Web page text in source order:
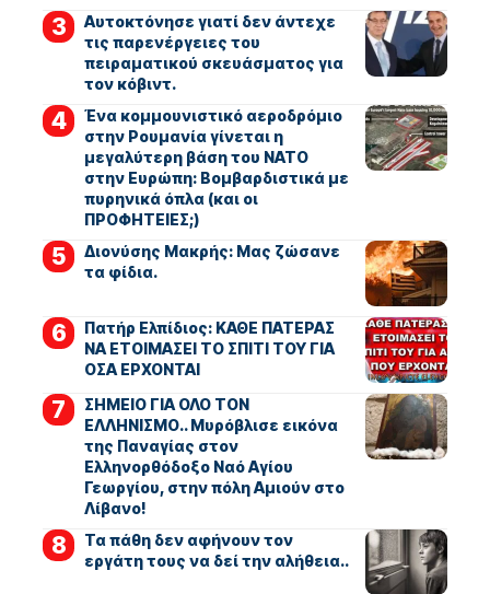
Αυτοκτόνησε γιατί δεν άντεχε
τις παρενέργειες του
πειραματικού σκευάσματος για
τον κόβιντ.
Ένα κομμουνιστικό αεροδρόμιο
στην Ρουμανία γίνεται η
μεγαλύτερη βάση του ΝΑΤΟ
στην Ευρώπη: Βομβαρδιστικά με
πυρηνικά όπλα (και οι
ΠΡΟΦΗΤΕΙΕΣ;)
Διονύσης Μακρής: Μας ζώσανε
τα φίδια.
Πατήρ Ελπίδιος: ΚΑΘΕ ΠΑΤΕΡΑΣ
ΝΑ ΕΤΟΙΜΑΣΕΙ ΤΟ ΣΠΙΤΙ ΤΟΥ ΓΙΑ
ΟΣΑ ΕΡΧΟΝΤΑΙ
ΣΗΜΕΙΟ ΓΙΑ ΟΛΟ ΤΟΝ
ΕΛΛΗΝΙΣΜΟ.. Μυρόβλισε εικόνα
της Παναγίας στον
Ελληνορθόδοξο Ναό Αγίου
Γεωργίου, στην πόλη Αμιούν στο
Λίβανο!
Τα πάθη δεν αφήνουν τον
εργάτη τους να δεί την αλήθεια..